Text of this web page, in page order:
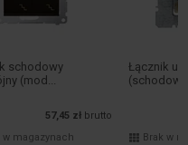
schodowy
(mod...
57,45 zł
brutto
w magazynach
Łącznik
Brak w